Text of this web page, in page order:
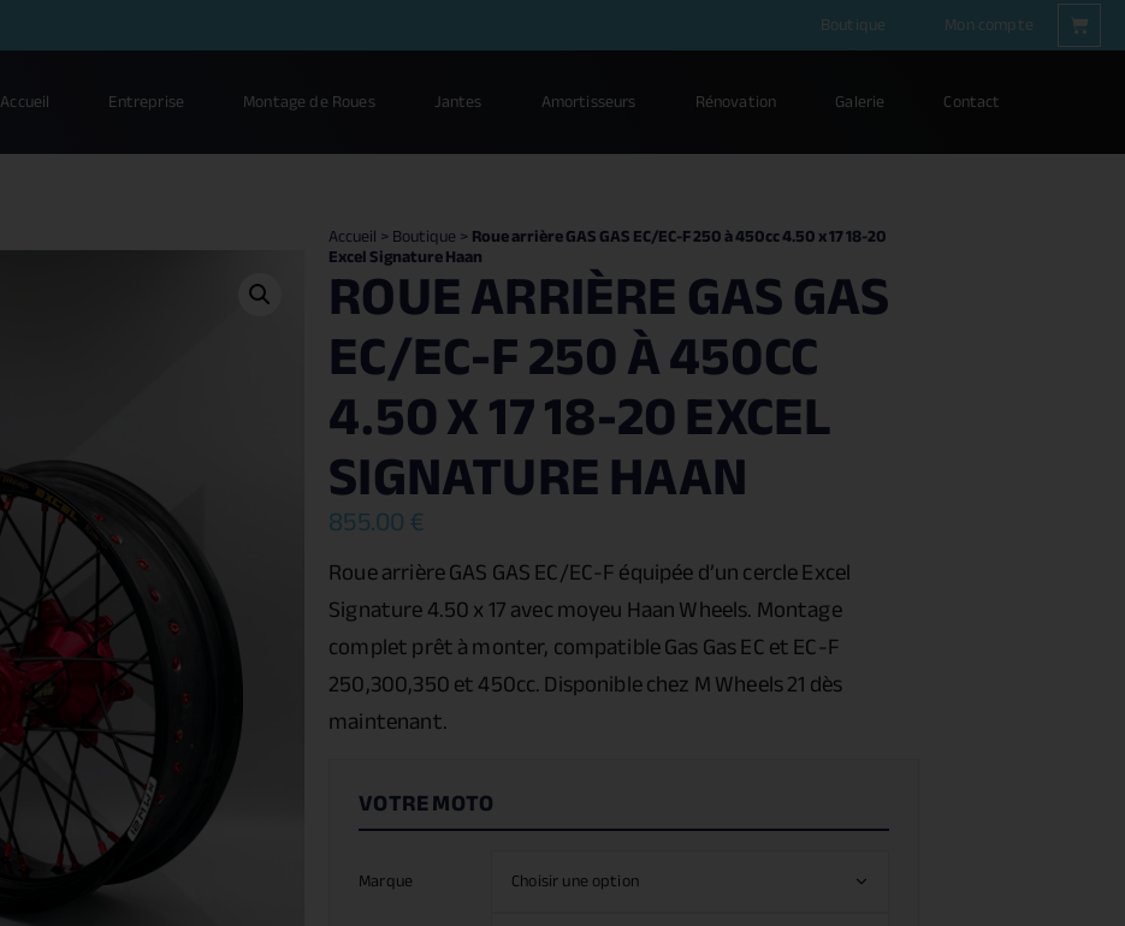
Boutique Mon compte
Accueil Entreprise Montage de Roues Jantes Amortisseurs Rénovation Galerie Contact
Accueil>Boutique>Roue arrière GAS GAS EC/EC-F 250 à 450cc 4.50 x 17 18-20
Excel Signature Haan
ROUE ARRIÈRE GAS GAS
EC/EC-F 250 À 450CC
4.50 X 17 18-20 EXCEL
SIGNATURE HAAN
855.00€
Roue arrière GAS GAS EC/EC-Féquipée d’un cercle Excel
Signature 4.50 x 17 avec moyeu Haan Wheels. Montage
complet prêt à monter, compatible Gas Gas EC et EC-F
250,300,350 et 450cc. Disponible chez M Wheels 21 dès
maintenant.
Marque